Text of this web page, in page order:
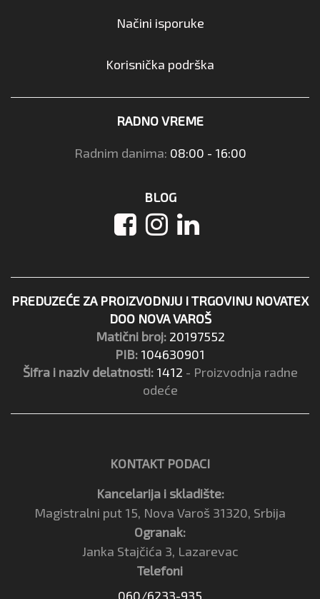
Načini isporuke
Korisnička podrška
RADNO VREME
Radnim danima: 08:00 - 16:00
BLOG
PREDUZEĆE ZA PROIZVODNJU I TRGOVINU NOVATEX
DOO NOVA VAROŠ
Matični broj: 20197552
PIB: 104630901
Šifra i naziv delatnosti: 1412 - Proizvodnja radne
odeće
KONTAKT PODACI
Kancelarija i skladište:
Magistralni put 15, Nova Varoš 31320, Srbija
Ogranak:
Janka Stajčića 3, Lazarevac
Telefoni
060/6233-935